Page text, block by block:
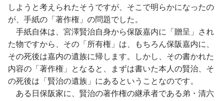
しようと考えられたそうですが、そこで明らかになったの
が、手紙の「著作権」の問題でした。
手紙自体は、宮澤賢治自身から保阪嘉内に「贈呈」され
た物ですから、その「所有権」は、もちろん保阪嘉内に、
その死後は嘉内の遺族に帰します。しかし、その書かれた
内容の「著作権」となると、まずは書いた本人の賢治、そ
の死後は「賢治の遺族」にあるということなのです。
ある日保阪家に、賢治の著作権の継承者である弟・清六